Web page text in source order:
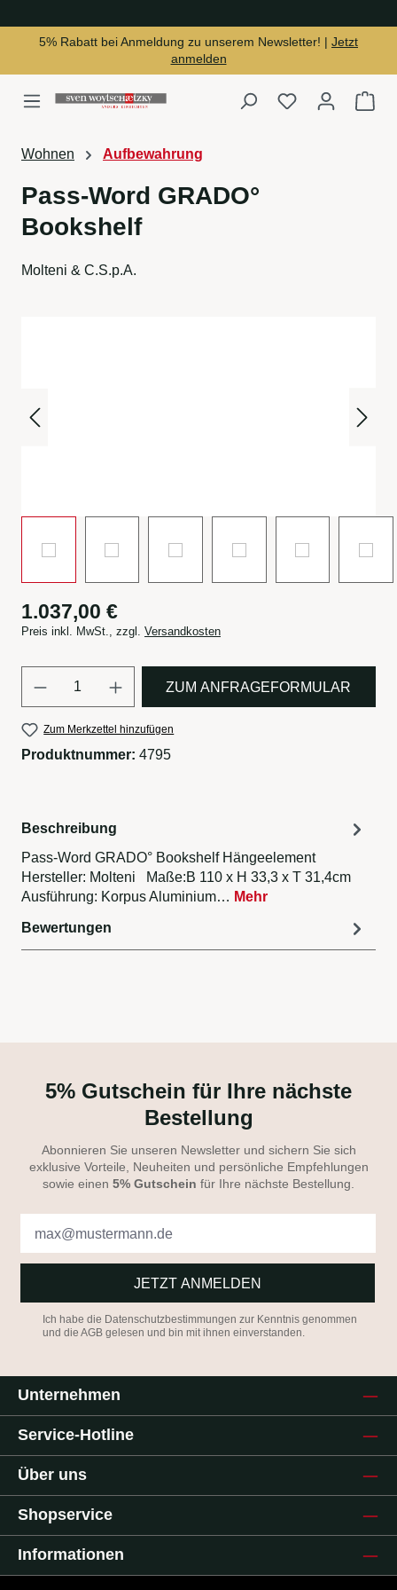
5% Rabatt bei Anmeldung zu unserem Newsletter! | Jetzt
anmelden
Du hast 0
Wohnen Aufbewahrung
Pass-Word GRADO°
Bookshelf
Molteni & C.S.p.A.
1.037,00 €
Preis inkl. MwSt., zzgl. Versandkosten
Produkt Anzahl: Gib den
ZUM ANFRAGEFORMULAR
Zum Merkzettel hinzufügen
Produktnummer: 4795
Beschreibung
Pass-Word GRADO° Bookshelf Hängeelement
Hersteller: Molteni Maße:B 110 x H 33,3 x T 31,4cm
Ausführung: Korpus Aluminium… Mehr
Bewertungen
5% Gutschein für Ihre nächste
Bestellung
Abonnieren Sie unseren Newsletter und sichern Sie sich
exklusive Vorteile, Neuheiten und persönliche Empfehlungen
sowie einen 5% Gutschein für Ihre nächste Bestellung.
JETZT ANMELDEN
Ich habe die Datenschutzbestimmungen zur Kenntnis genommen
und die AGB gelesen und bin mit ihnen einverstanden.
Unternehmen
Service-Hotline
Über uns
Shopservice
Informationen